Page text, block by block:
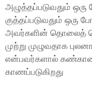
அழுத்தப்படுவதும்
குத்தப்படுவதும்
அவர்களின் தொலைத்
முற்று முழுவதாக
என்பவர்களால்
காணப்படுகிறது